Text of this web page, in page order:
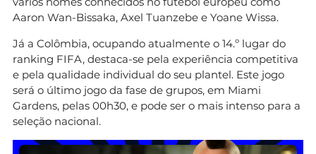
Aaron Wan-Bissaka, Axel Tuanzebe e Yoane Wissa.
Já a Colômbia, ocupando atualmente o 14.º lugar do
ranking FIFA, destaca-se pela experiência competitiva
e pela qualidade individual do seu plantel. Este jogo
será o último jogo da fase de grupos, em Miami
Gardens, pelas 00h30, e pode ser o mais intenso para a
seleção nacional.